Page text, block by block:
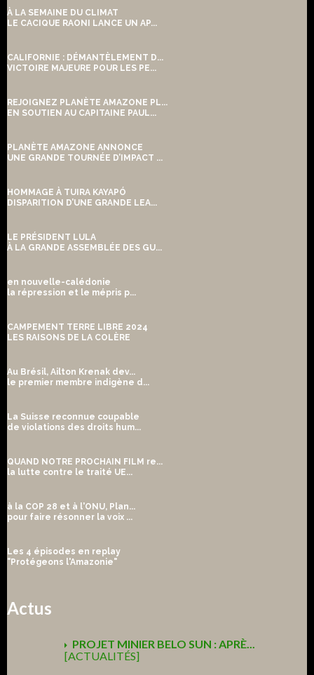
À LA SEMAINE DU CLIMAT
LE CACIQUE RAONI LANCE UN AP...
CALIFORNIE : DÉMANTÈLEMENT D...
VICTOIRE MAJEURE POUR LES PE...
REJOIGNEZ PLANÈTE AMAZONE PL...
EN SOUTIEN AU CAPITAINE PAUL...
PLANÈTE AMAZONE ANNONCE
UNE GRANDE TOURNÉE D’IMPACT ...
HOMMAGE À TUIRA KAYAPÓ
DISPARITION D’UNE GRANDE LEA...
LE PRÉSIDENT LULA
À LA GRANDE ASSEMBLÉE DES GU...
en nouvelle-calédonie
la répression et le mépris p...
CAMPEMENT TERRE LIBRE 2024
LES RAISONS DE LA COLÈRE
Au Brésil, Ailton Krenak dev...
le premier membre indigène d...
La Suisse reconnue coupable
de violations des droits hum...
QUAND NOTRE PROCHAIN FILM re...
la lutte contre le traité UE...
à la COP 28 et à l'ONU, Plan...
pour faire résonner la voix ...
Les 4 épisodes en replay
"Protégeons l'Amazonie"
Actus
PROJET MINIER BELO SUN : APRÈ...
[ACTUALITÉS]